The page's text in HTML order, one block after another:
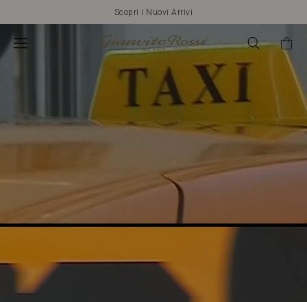
Spedizione EXPRESS e resi gratuiti
Rossi
Global